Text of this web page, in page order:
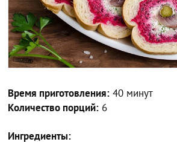
Время приготовления: 40 минут
Количество порций: 6
Ингредиенты: